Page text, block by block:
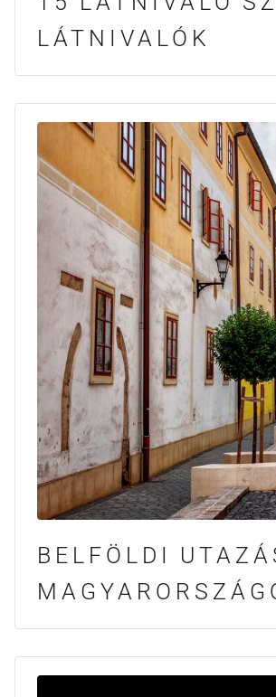
LÁTNIVALÓK
BELFÖLDI